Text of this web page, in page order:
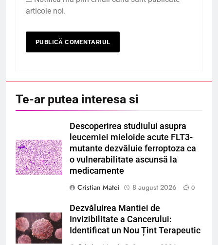
articole noi.
Te-ar putea interesa si
Descoperirea studiului asupra
leucemiei mieloide acute FLT3-
mutante dezvăluie ferroptoza ca
o vulnerabilitate ascunsă la
medicamente
Cristian Matei
8 august 2026 0
Dezvăluirea Mantiei de
Invizibilitate a Cancerului:
Identificat un Nou Țint Terapeutic